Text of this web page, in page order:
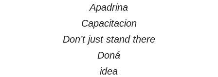
Apadrina
Capacitacion
Don’t just stand there
Doná
idea